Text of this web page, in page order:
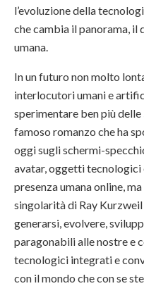
l’evoluzione della
che cambia il panorama, il
umana.
In un futuro non molto
interlocutori umani e
sperimentare ben più
famoso romanzo che ha
oggi sugli schermi-
avatar, oggetti tecnologici
presenza umana online,
singolarità di Ray
generarsi, evolvere,
paragonabili alle nostre e
tecnologici integrati e
con il mondo che con se